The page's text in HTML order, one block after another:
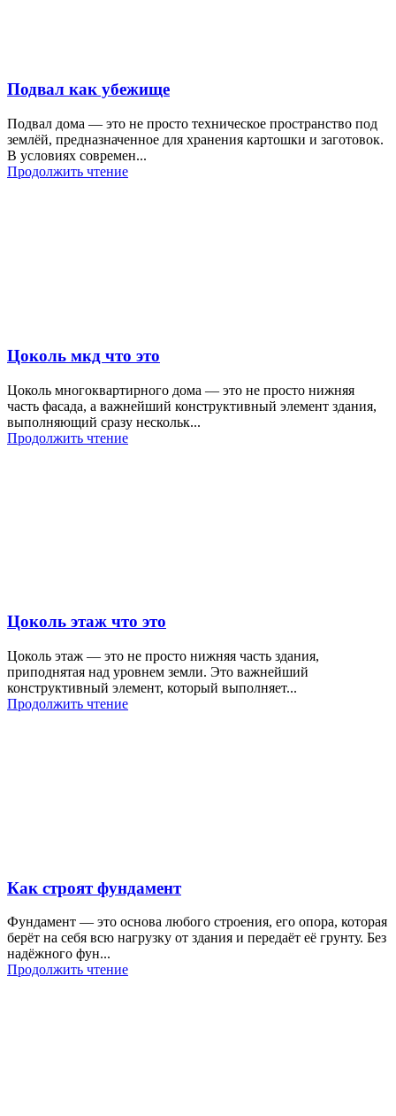
Подвал как убежище
Подвал дома — это не просто техническое пространство под
землёй, предназначенное для хранения картошки и заготовок.
В условиях современ...
Продолжить чтение
Цоколь мкд что это
Цоколь многоквартирного дома — это не просто нижняя
часть фасада, а важнейший конструктивный элемент здания,
выполняющий сразу нескольк...
Продолжить чтение
Цоколь этаж что это
Цоколь этаж — это не просто нижняя часть здания,
приподнятая над уровнем земли. Это важнейший
конструктивный элемент, который выполняет...
Продолжить чтение
Как строят фундамент
Фундамент — это основа любого строения, его опора, которая
берёт на себя всю нагрузку от здания и передаёт её грунту. Без
надёжного фун...
Продолжить чтение